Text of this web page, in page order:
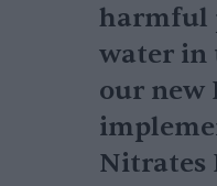
harmful
water in
our new
Nitrates